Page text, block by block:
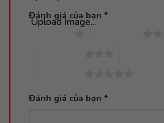
Upload Image...
Đánh giá của bạn *
Đánh giá của bạn *